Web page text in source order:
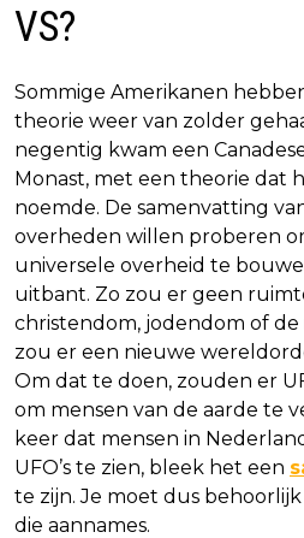
VS?
Sommige Amerikanen
theorie weer van zolder
negentig kwam een
Monast, met een theorie dat
noemde. De samenvatting
overheden willen proberen
universele overheid te
uitbant. Zo zou er geen
christendom, jodendom of de
zou er een nieuwe
Om dat te doen, zouden er
om mensen van de aarde te
keer dat mensen in
UFO’s te zien, bleek het een
te zijn. Je moet dus
die aannames.